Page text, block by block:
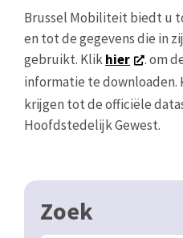
Brussel Mobiliteit biedt u
en tot de gegevens die in
gebruikt. Klikhier
. om
informatie te downloaden.
krijgen tot de officiële
Hoofdstedelijk Gewest.
Zoek